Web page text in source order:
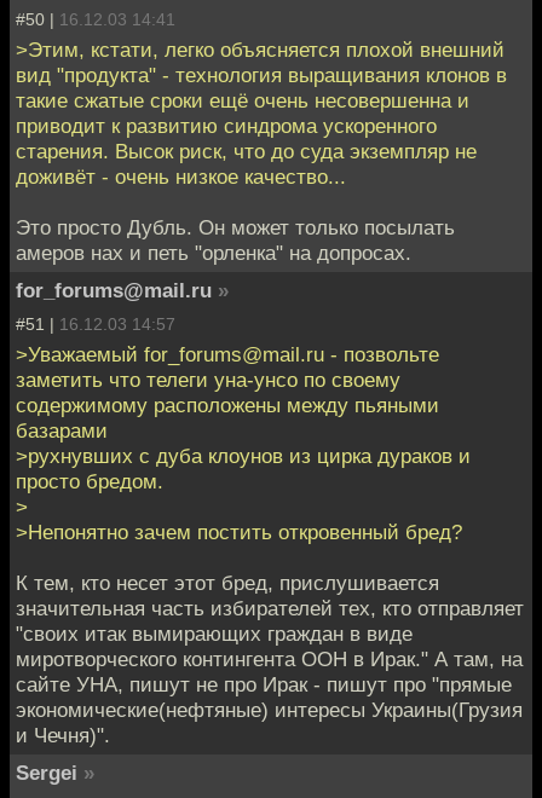
#50 | 16.12.03 14:41
>Этим, кстати, легко объясняется плохой внешний
вид "продукта" - технология выращивания клонов в
такие сжатые сроки ещё очень несовершенна и
приводит к развитию синдрома ускоренного
старения. Высок риск, что до суда экземпляр не
доживёт - очень низкое качество...
Это просто Дубль. Он может только посылать
амеров нах и петь "орленка" на допросах.
for_forums@mail.ru »
#51 | 16.12.03 14:57
>Уважаемый for_forums@mail.ru - позвольте
заметить что телеги уна-унсо по своему
содержимому расположены между пьяными
базарами
>рухнувших с дуба клоунов из цирка дураков и
просто бредом.
>
>Непонятно зачем постить откровенный бред?
К тем, кто несет этот бред, прислушивается
значительная часть избирателей тех, кто отправляет
"своих итак вымирающих граждан в виде
миротворческого контингента ООН в Ирак." А там, на
сайте УНА, пишут не про Ирак - пишут про "прямые
экономические(нефтяные) интересы Украины(Грузия
и Чечня)".
Sergei »